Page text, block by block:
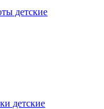
детские
детские